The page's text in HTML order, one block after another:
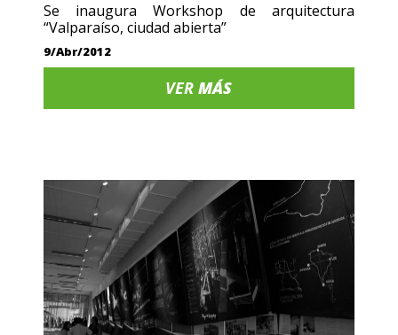
Se inaugura Workshop de arquitectura
“Valparaíso, ciudad abierta”
9/Abr/2012
VERMÁS